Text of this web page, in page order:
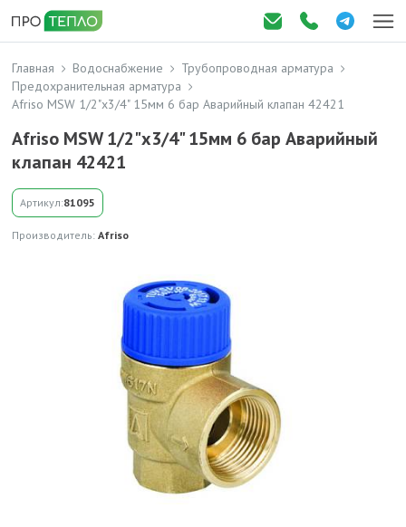
Главная Водоснабжение
Трубопроводная арматура
Предохранительная арматура
Afriso MSW 1/2"x3/4" 15мм 6 бар Аварийный клапан 42421
Afriso MSW 1/2"x3/4" 15мм 6 бар Аварийный
клапан 42421
Артикул:81095
Производитель: Afriso